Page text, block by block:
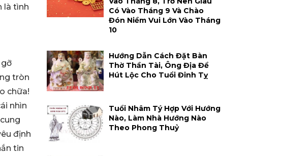
là tình
tròn
chữa!
nhìn
định
tin
Có Vào Tháng 9 Và Chào
Đón Niềm Vui Lớn Vào Tháng
10
Hướng Dẫn Cách Đặt Bàn
Thờ Thần Tài, Ông Địa Để
Hút Lộc Cho Tuổi Đinh Tỵ
Tuổi Nhâm Tý Hợp Với Hướng
Nào, Làm Nhà Hướng Nào
Theo Phong Thuỷ